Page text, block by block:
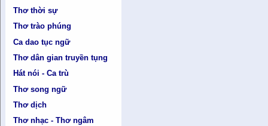
Thơ thời sự
Thơ trào phúng
Ca dao tục ngữ
Thơ dân gian truyền tụng
Hát nói - Ca trù
Thơ song ngữ
Thơ dịch
Thơ nhạc - Thơ ngâm